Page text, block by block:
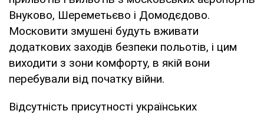
Внуково, Шереметьєво і Домодєдово.
Московити змушені будуть вживати
додаткових заходів безпеки польотів, і цим
виходити з зони комфорту, в якій вони
перебували від початку війни.
Відсутність присутності українських